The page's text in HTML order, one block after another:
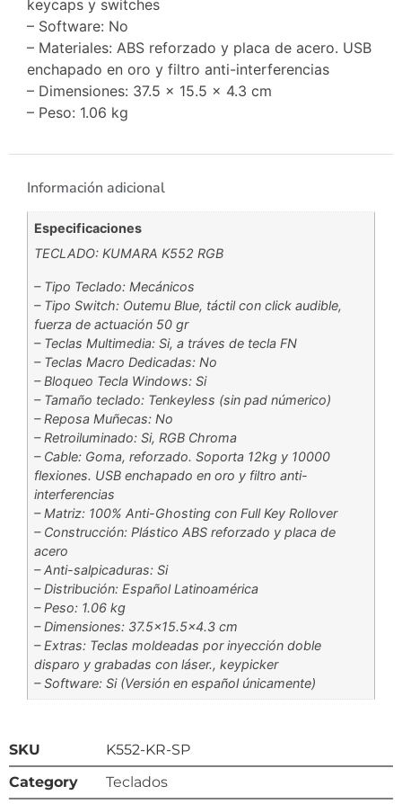
keycaps y switches
– Software: No
– Materiales: ABS reforzado y placa de acero. USB
enchapado en oro y filtro anti-interferencias
– Dimensiones: 37.5 x 15.5 x 4.3 cm
– Peso: 1.06 kg
Información adicional
Especificaciones
TECLADO: KUMARA K552 RGB
– Tipo Teclado: Mecánicos
– Tipo Switch: Outemu Blue, táctil con click audible,
fuerza de actuación 50 gr
– Teclas Multimedia: Si, a tráves de tecla FN
– Teclas Macro Dedicadas: No
– Bloqueo Tecla Windows: Si
– Tamaño teclado: Tenkeyless (sin pad númerico)
– Reposa Muñecas: No
– Retroiluminado: Si, RGB Chroma
– Cable: Goma, reforzado. Soporta 12kg y 10000
flexiones. USB enchapado en oro y filtro anti-
interferencias
– Matriz: 100% Anti-Ghosting con Full Key Rollover
– Construcción: Plástico ABS reforzado y placa de
acero
– Anti-salpicaduras: Si
– Distribución: Español Latinoamérica
– Peso: 1.06 kg
– Dimensiones: 37.5×15.5×4.3 cm
– Extras: Teclas moldeadas por inyección doble
disparo y grabadas con láser., keypicker
– Software: Si (Versión en español únicamente)
SKU
K552-KR-SP
Category
Teclados